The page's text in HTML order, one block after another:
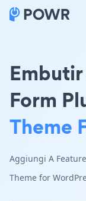
Form
Theme
Aggiungi A
Theme for